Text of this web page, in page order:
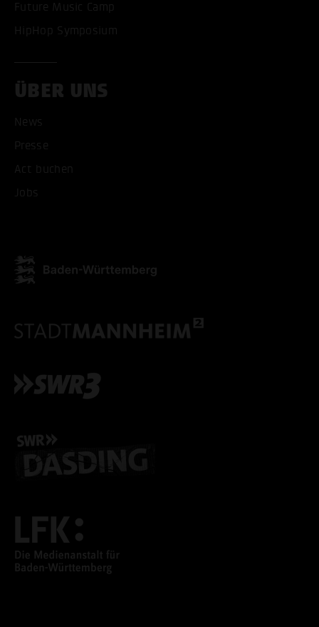
Future Music Camp
HipHop Symposium
ÜBER UNS
News
Presse
Act buchen
Jobs